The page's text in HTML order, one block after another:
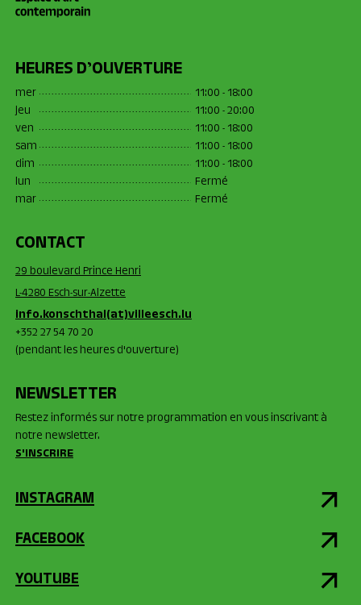
HEURES D’OUVERTURE
mer
11:00 - 18:00
jeu
11:00 - 20:00
ven
11:00 - 18:00
sam
11:00 - 18:00
dim
11:00 - 18:00
lun
Fermé
mar
Fermé
CONTACT
29 boulevard Prince Henri
L-4280 Esch-sur-Alzette
info.konschthal(at)villeesch.lu
+352 27 54 70 20
(pendant les heures d'ouverture)
NEWSLETTER
Restez informés sur notre programmation en vous inscrivant à
notre newsletter.
S'INSCRIRE
INSTAGRAM
FACEBOOK
YOUTUBE